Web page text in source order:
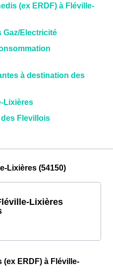
(ex ERDF) à Fléville-
Gaz/Electricité
à destination des
Lixières
Flevillois
Lixières (54150)
Lixières
ERDF) à Fléville-